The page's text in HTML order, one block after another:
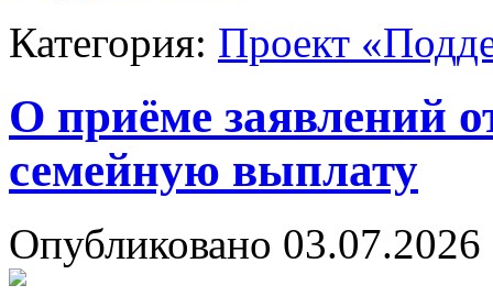
Категория: Проект
О приёме заявлений
семейную выплату
Опубликовано